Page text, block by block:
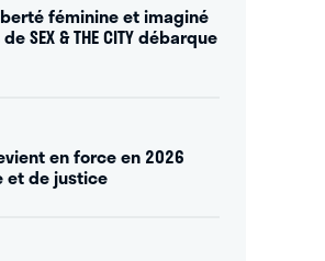
féminine et imaginé
SEX & THE CITY débarque
en force en 2026
et de justice